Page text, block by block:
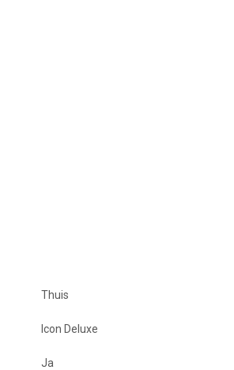
Thuis
Icon Deluxe
Ja